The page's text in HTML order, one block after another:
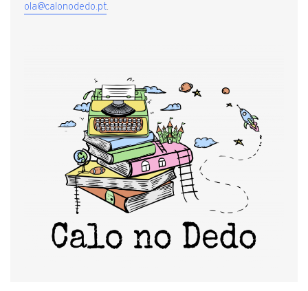
ola@calonodedo.pt.